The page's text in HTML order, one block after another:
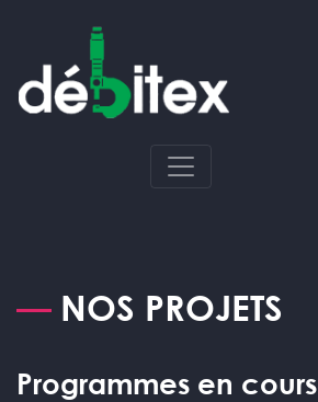
NOS PROJETS
Programmes en cours